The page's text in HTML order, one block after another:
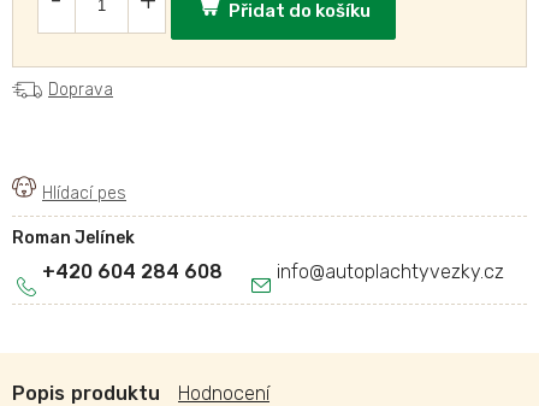
Přidat do košíku
Roman Jelínek
info@autoplachtyvezky.cz
+420 604 284 608
Doprava
Popis Hodnocení